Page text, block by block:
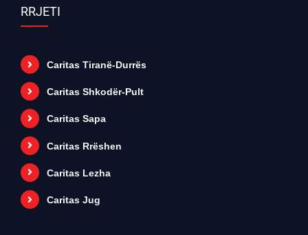
RRJETI
Caritas Tiranë-Durrës
Caritas Shkodër-Pult
Caritas Sapa
Caritas Rrëshen
Caritas Lezha
Caritas Jug